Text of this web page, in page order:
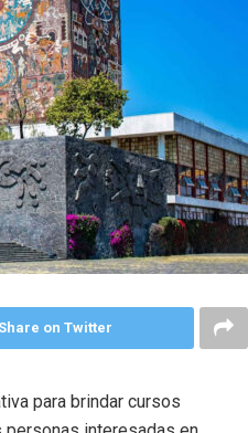
Share on Twitter
para brindar cursos